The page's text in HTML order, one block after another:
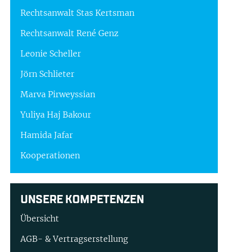
Rechtsanwalt Stas Kertsman
Rechtsanwalt René Genz
Leonie Scheller
Jörn Schlieter
Marva Pirweyssian
Yuliya Haj Bakour
Hamida Jafar
Kooperationen
UNSERE KOMPETENZEN
Übersicht
AGB- & Vertragserstellung